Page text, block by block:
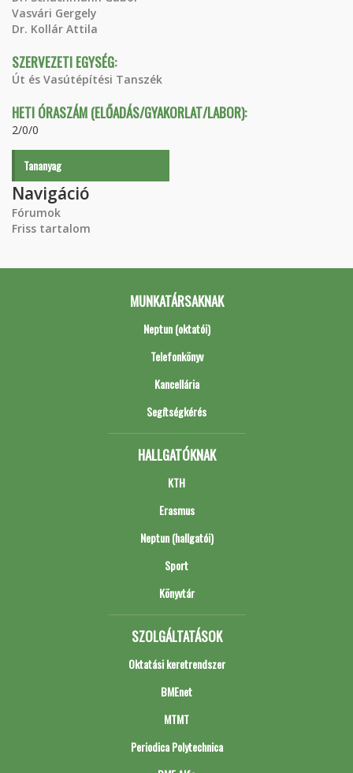
Vasvári Gergely
Dr. Kollár Attila
SZERVEZETI EGYSÉG:
Út és Vasútépítési Tanszék
HETI ÓRASZÁM (ELŐADÁS/GYAKORLAT/LABOR):
2/0/0
Tananyag
Navigáció
Fórumok
Friss tartalom
MUNKATÁRSAKNAK
Neptun (oktatói)
Telefonkönyv
Kancellária
Segítségkérés
HALLGATÓKNAK
KTH
Erasmus
Neptun (hallgatói)
Sport
Könyvtár
SZOLGÁLTATÁSOK
Oktatási keretrendszer
BMEnet
MTMT
Periodica Polytechnica